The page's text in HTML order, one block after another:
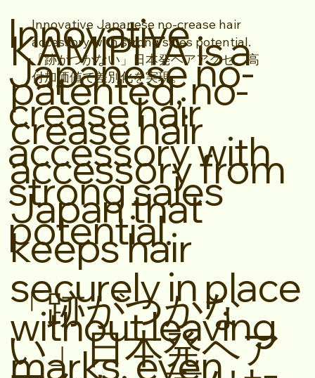
Innovative Japanese no-crease hair
accessory with strong sales potential.
「跡がつかない」日本発ヘアアクセ。高
付加価値で差別化を実現。
Innovative
Japanese no-
crease hair
accessory with
strong sales
potential.
「跡がつかな
い」日本発ヘア
KAMIPITA is a
patented, no-
crease hair
accessory from
Japan that
keeps hair
securely in place
without leaving
marks, even